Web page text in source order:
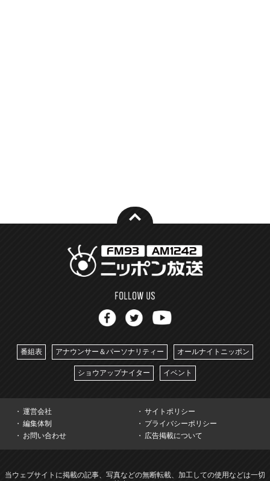
番組表 アナウンサー＆パーソナリティー オールナイトニッポン
ショウアップナイター イベント
運営会社
サイトポリシー
編集体制
プライバシーポリシー
お問い合わせ
広告掲載について
当ウェブサイトに掲載の記事、写真などの無断転載、加工しての使用などは一切